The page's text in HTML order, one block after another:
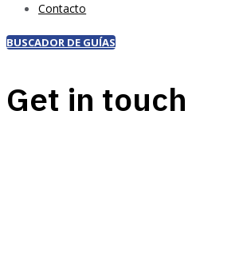
Contacto
BUSCADOR DE GUÍAS
Get in touch